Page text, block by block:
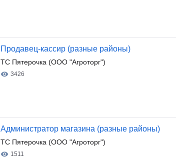
Продавец-кассир (разные районы)
ТС Пятерочка (ООО "Агроторг")
3426
Администратор магазина (разные районы)
ТС Пятерочка (ООО "Агроторг")
1511